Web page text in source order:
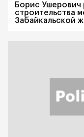
Борис Ушерович
строительства
Забайкальской